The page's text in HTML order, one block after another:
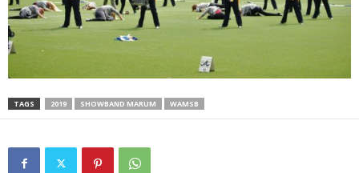
TAGS 2019 SHOWBAND MARUM WAMSB